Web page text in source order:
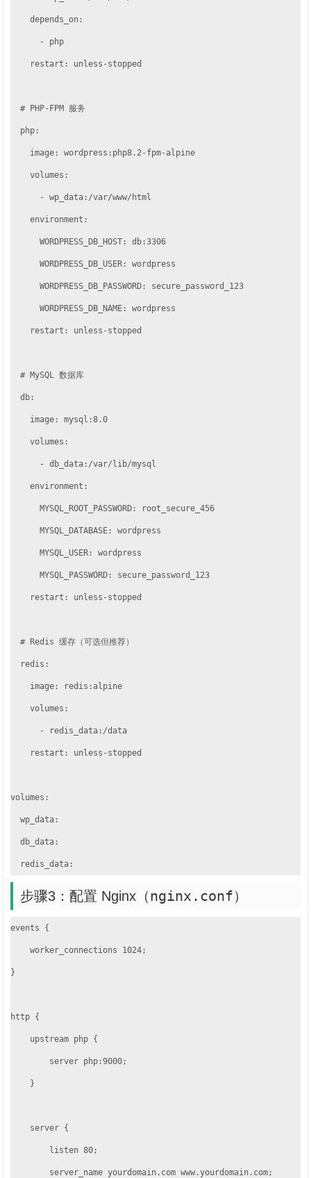
depends_on:
- php
restart: unless-stopped
# PHP-FPM 服务
php:
image: wordpress:php8.2-fpm-alpine
volumes:
- wp_data:/var/www/html
environment:
WORDPRESS_DB_HOST: db:3306
WORDPRESS_DB_USER: wordpress
WORDPRESS_DB_PASSWORD: secure_password_123
WORDPRESS_DB_NAME: wordpress
restart: unless-stopped
# MySQL 数据库
db:
image: mysql:8.0
volumes:
- db_data:/var/lib/mysql
environment:
MYSQL_ROOT_PASSWORD: root_secure_456
MYSQL_DATABASE: wordpress
MYSQL_USER: wordpress
MYSQL_PASSWORD: secure_password_123
restart: unless-stopped
# Redis 缓存（可选但推荐）
redis:
image: redis:alpine
volumes:
- redis_data:/data
restart: unless-stopped
volumes:
wp_data:
db_data:
redis_data:
步骤3：配置 Nginx（ nginx.conf）
events {
worker_connections 1024;
}
http {
upstream php {
server php:9000;
}
server {
listen 80;
server_name yourdomain.com www.yourdomain.com;